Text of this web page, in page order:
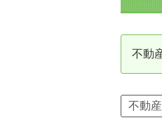
不動産の相続
売却の流れ（手
不動産売却
リニュアル仲介
資産価値の
不動
不動